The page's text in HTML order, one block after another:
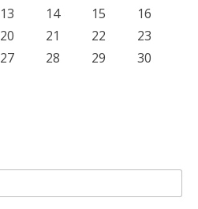
13 14 15
16
20 21 22
23
27 28 29
30